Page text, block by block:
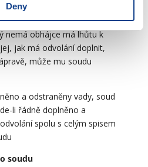
Deny
tomu lhůtu 5 dnů
nemá obhájce má lhůtu k
jak má odvolání doplnit,
může mu soudu
a odstraněny vady, soud
li řádně doplněno a
spolu s celým spisem
soudu